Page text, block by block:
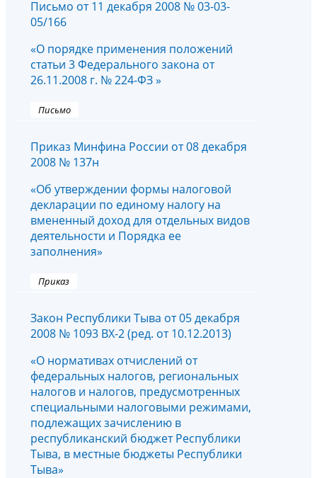
Письмо от 11 декабря 2008 № 03-03-
05/166
«О порядке применения положений
статьи 3 Федерального закона от
26.11.2008 г. № 224-ФЗ »
Письмо
Приказ Минфина России от 08 декабря
2008 № 137н
«Об утверждении формы налоговой
декларации по единому налогу на
вмененный доход для отдельных видов
деятельности и Порядка ее
заполнения»
Приказ
Закон Республики Тыва от 05 декабря
2008 № 1093 ВХ-2 (ред. от 10.12.2013)
«О нормативах отчислений от
федеральных налогов, региональных
налогов и налогов, предусмотренных
специальными налоговыми режимами,
подлежащих зачислению в
республиканский бюджет Республики
Тыва, в местные бюджеты Республики
Тыва»